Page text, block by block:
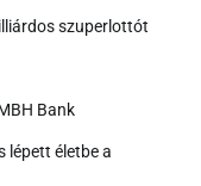
szuperlottót
Bank
lépett életbe a